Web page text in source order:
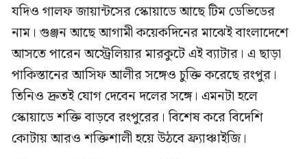
যদিও গালফ জায়ান্টসের স্কোয়াডে আছে টিম ডেভিডের
নাম। গুঞ্জন আছে আগামী কয়েকদিনের মাঝেই বাংলাদেশে
আসতে পারেন অস্ট্রেলিয়ার মারকুটে এই ব্যাটার। এ ছাড়া
পাকিস্তানের আসিফ আলীর সঙ্গেও চুক্তি করেছে রংপুর।
তিনিও দ্রুতই যোগ দেবেন দলের সঙ্গে। এমনটা হলে
স্কোয়াডে শক্তি বাড়বে রংপুরের। বিশেষ করে বিদেশি
কোটায় আরও শক্তিশালী হয়ে উঠবে ফ্র্যাঞ্চাইজি।